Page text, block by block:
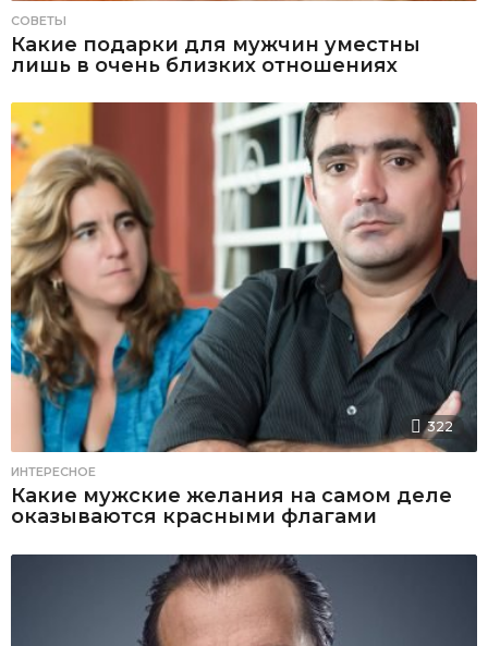
СОВЕТЫ
Какие подарки для мужчин уместны
лишь в очень близких отношениях
322
ИНТЕРЕСНОЕ
Какие мужские желания на самом деле
оказываются красными флагами